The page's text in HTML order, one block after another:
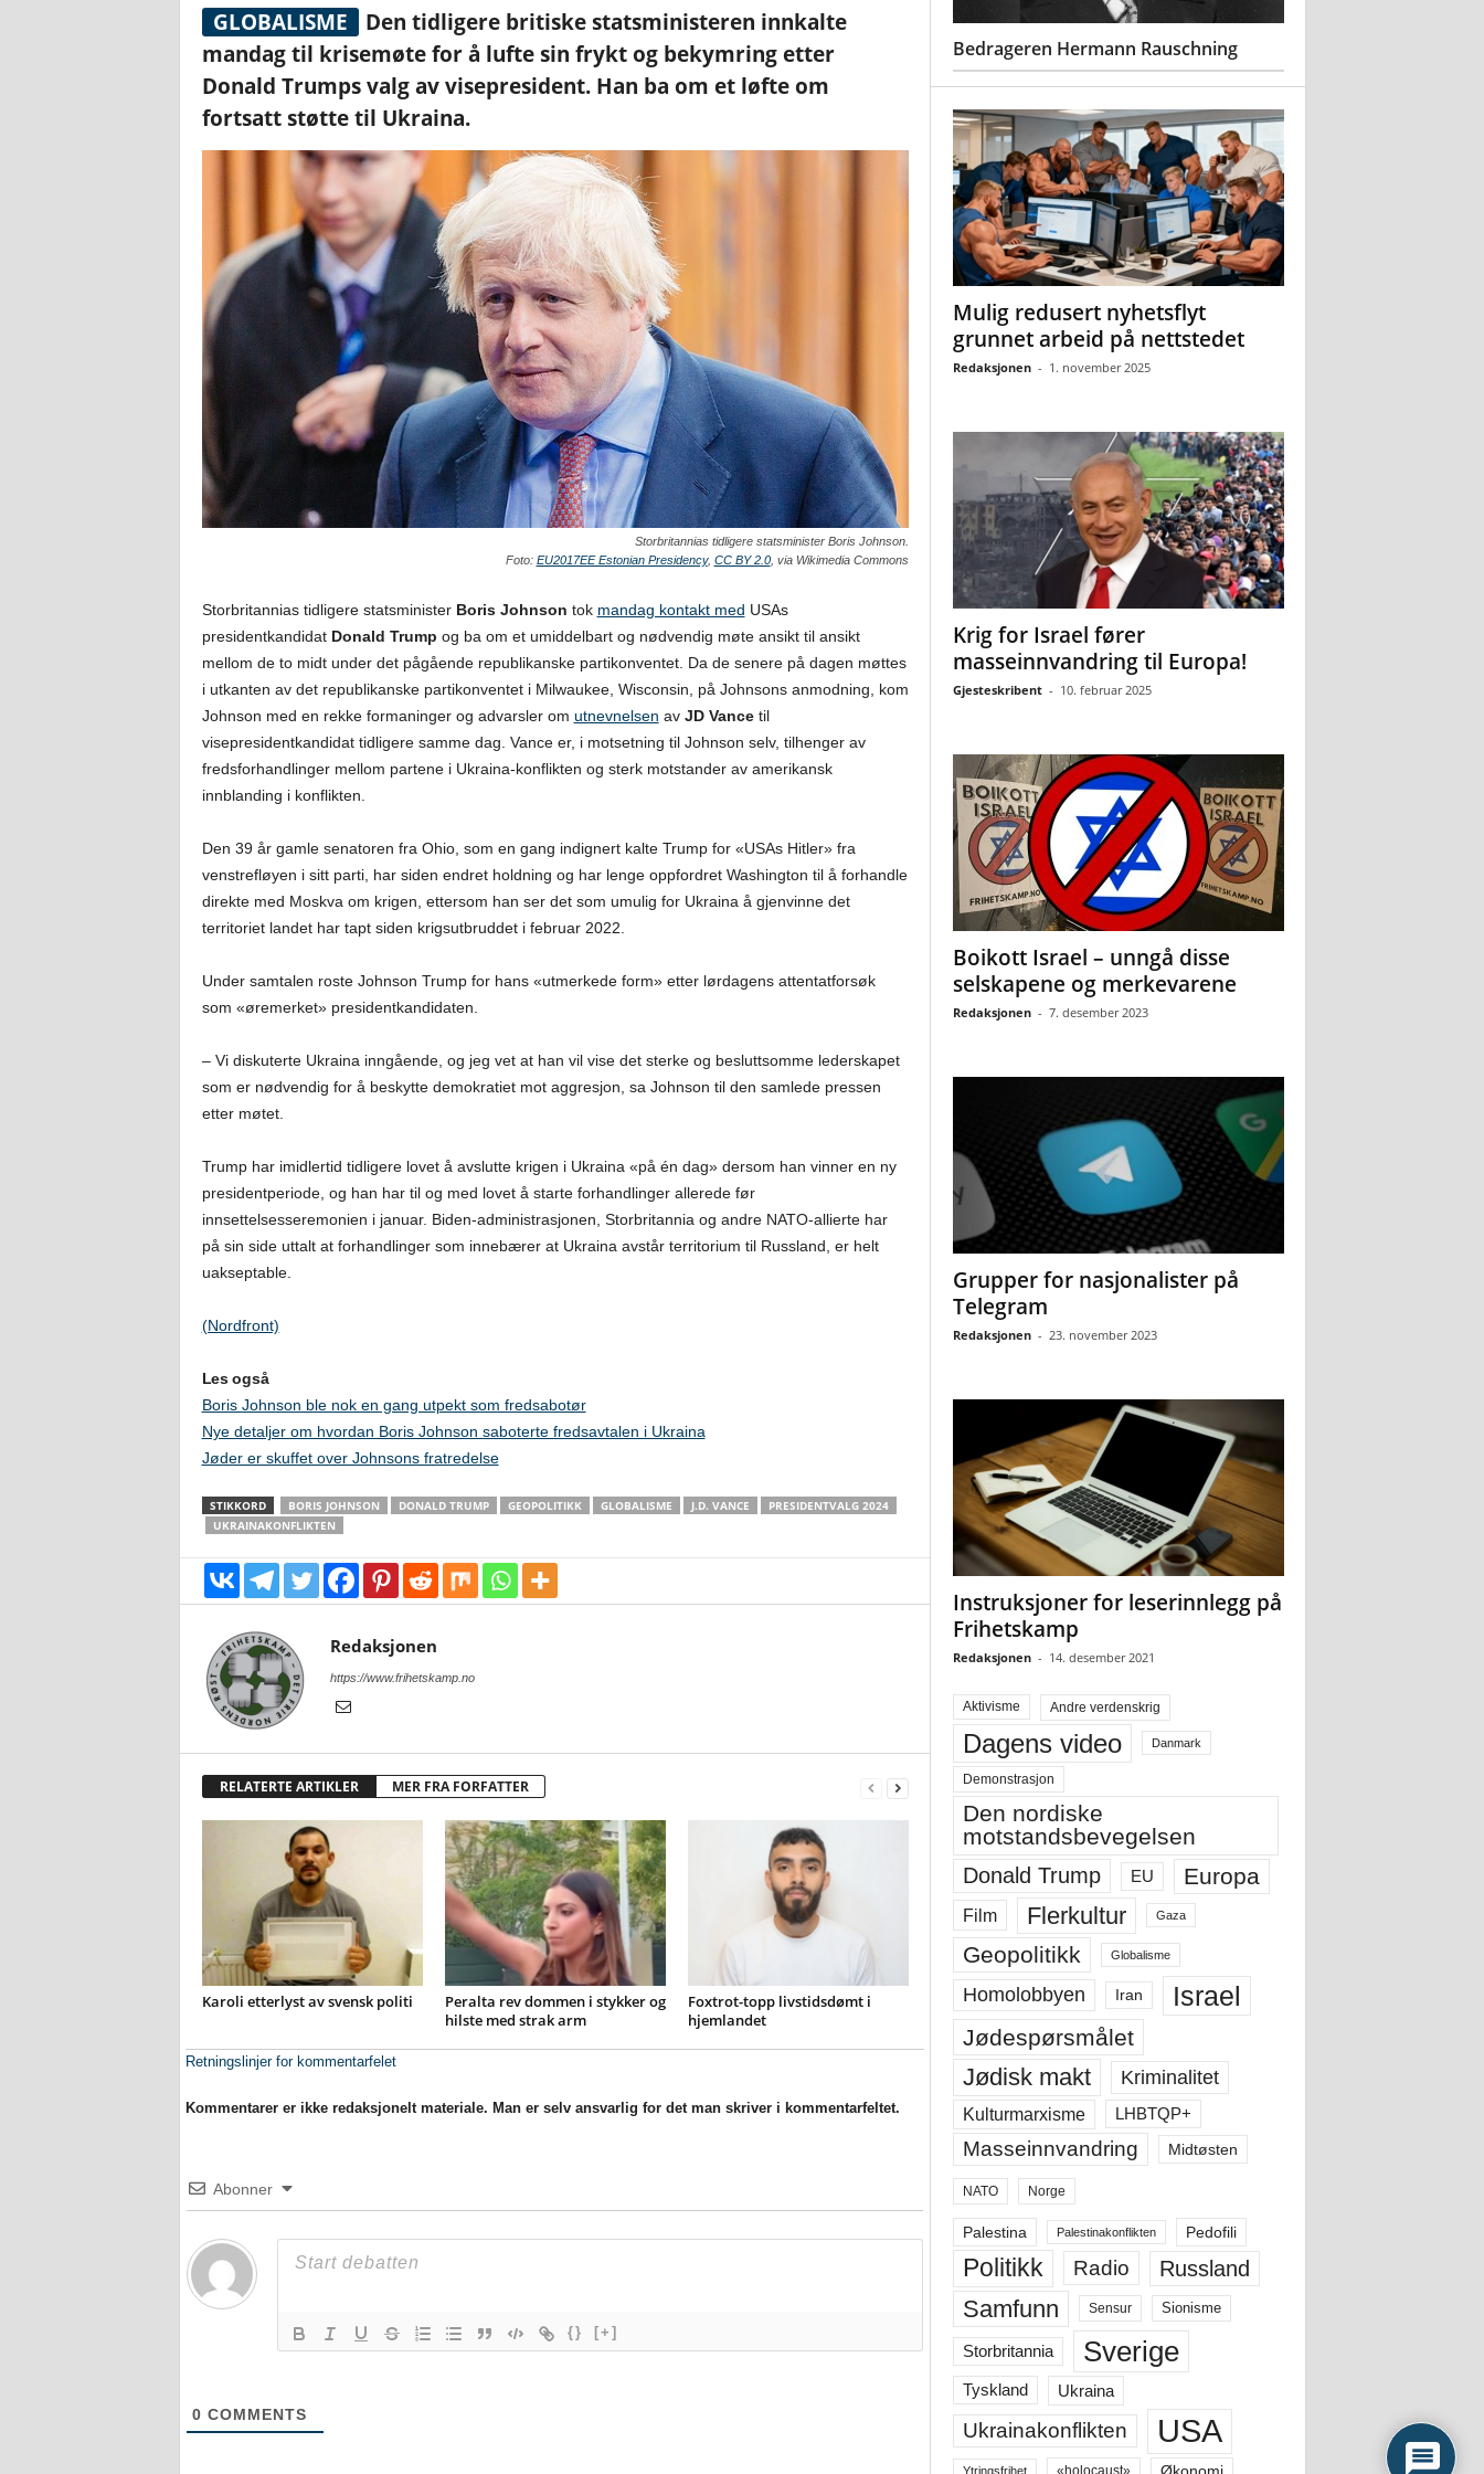
GLOBALISME
Den tidligere britiske statsministeren innkalte
mandag til krisemøte for å lufte sin frykt og bekymring etter
Donald Trumps valg av visepresident. Han ba om et løfte om
fortsatt støtte til Ukraina.
Storbritannias tidligere statsminister Boris Johnson.
Foto: EU2017EE Estonian Presidency, CC BY 2.0, via Wikimedia Commons
Storbritannias tidligere statsminister Boris Johnson tok mandag kontakt med USAs
presidentkandidat Donald Trump og ba om et umiddelbart og nødvendig møte ansikt til ansikt
mellom de to midt under det pågående republikanske partikonventet. Da de senere på dagen møttes
i utkanten av det republikanske partikonventet i Milwaukee, Wisconsin, på Johnsons anmodning, kom
Johnson med en rekke formaninger og advarsler om utnevnelsen av JD Vancetil
visepresidentkandidat tidligere samme dag. Vance er, i motsetning til Johnson selv, tilhenger av
fredsforhandlinger mellom partene i Ukraina-konflikten og sterk motstander av amerikansk
innblanding i konflikten.
Den 39 år gamle senatoren fra Ohio, som en gang indignert kalte Trump for «USAs Hitler» fra
venstrefløyen i sitt parti, har siden endret holdning og har lenge oppfordret Washington til å forhandle
direkte med Moskva om krigen, ettersom han ser det som umulig for Ukraina å gjenvinne det
territoriet landet har tapt siden krigsutbruddet i februar 2022.
Under samtalen roste Johnson Trump for hans «utmerkede form» etter lørdagens attentatforsøk
som «øremerket» presidentkandidaten.
– Vi diskuterte Ukraina inngående, og jeg vet at han vil vise det sterke og besluttsomme lederskapet
som er nødvendig for å beskytte demokratiet mot aggresjon, sa Johnson til den samlede pressen
etter møtet.
Trump har imidlertid tidligere lovet å avslutte krigen i Ukraina «på én dag» dersom han vinner en ny
presidentperiode, og han har til og med lovet å starte forhandlinger allerede før
innsettelsesseremonien i januar. Biden-administrasjonen, Storbritannia og andre NATO-allierte har
på sin side uttalt at forhandlinger som innebærer at Ukraina avstår territorium til Russland, er helt
uakseptable.
(Nordfront)
Les også
Boris Johnson ble nok en gang utpekt som fredsabotør
Nye detaljer om hvordan Boris Johnson saboterte fredsavtalen i Ukraina
Jøder er skuffet over Johnsons fratredelse
STIKKORD BORIS JOHNSON DONALD TRUMP GEOPOLITIKK GLOBALISME J.D. VANCE
PRESIDENTVALG 2024
UKRAINAKONFLIKTEN
Redaksjonen
https://www.frihetskamp.no
RELATERTE ARTIKLER MER FRA FORFATTER
Karoli etterlyst av svensk politi
Peralta rev dommen i stykker og
hilste med strak arm
Foxtrot-topp livstidsdømt i
hjemlandet
Retningslinjer for kommentarfelet
Kommentarer er ikke redaksjonelt materiale. Man er selv ansvarlig for det man skriver i kommentarfeltet.
Abonner
{} [+]
0 COMMENTS
Bedrageren Hermann Rauschning
Mulig redusert nyhetsflyt
grunnet arbeid på nettstedet
Redaksjonen - 1. november 2025
Krig for Israel fører
masseinnvandring til Europa!
Gjesteskribent - 10. februar 2025
Boikott Israel – unngå disse
selskapene og merkevarene
Redaksjonen - 7. desember 2023
Grupper for nasjonalister på
Telegram
Redaksjonen - 23. november 2023
Instruksjoner for leserinnlegg på
Frihetskamp
Redaksjonen - 14. desember 2021
Aktivisme Andre verdenskrig
Dagens video Danmark
Demonstrasjon
Den nordiske
motstandsbevegelsen
Donald Trump EU Europa
Film Flerkultur Gaza
Geopolitikk Globalisme
Homolobbyen Iran Israel
Jødespørsmålet
Jødisk makt Kriminalitet
Kulturmarxisme LHBTQP+
Masseinnvandring Midtøsten
NATO Norge
Palestina Palestinakonflikten Pedofili
Politikk Radio Russland
Samfunn Sensur Sionisme
Storbritannia Sverige
Tyskland Ukraina
Ukrainakonflikten USA
Ytringsfrihet